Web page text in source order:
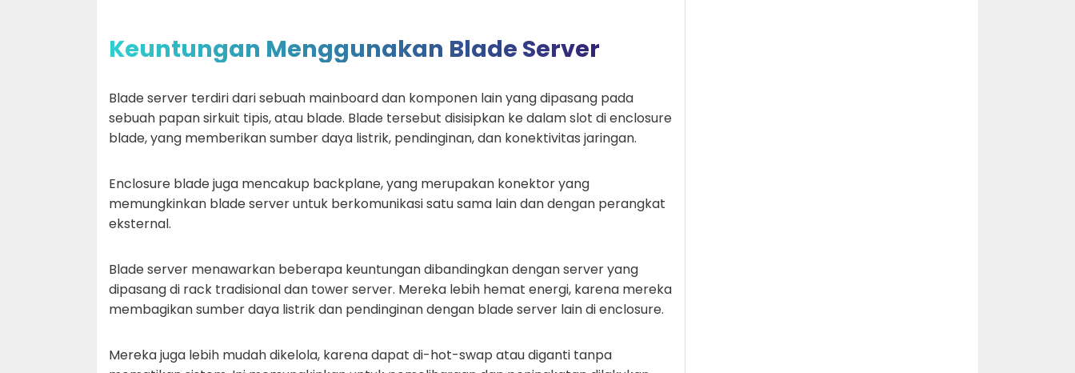
Keuntungan Menggunakan Blade Server
Blade server terdiri dari sebuah mainboard dan komponen lain yang dipasang pada
sebuah papan sirkuit tipis, atau blade. Blade tersebut disisipkan ke dalam slot di enclosure
blade, yang memberikan sumber daya listrik, pendinginan, dan konektivitas jaringan.
Enclosure blade juga mencakup backplane, yang merupakan konektor yang
memungkinkan blade server untuk berkomunikasi satu sama lain dan dengan perangkat
eksternal.
Blade server menawarkan beberapa keuntungan dibandingkan dengan server yang
dipasang di rack tradisional dan tower server. Mereka lebih hemat energi, karena mereka
membagikan sumber daya listrik dan pendinginan dengan blade server lain di enclosure.
Mereka juga lebih mudah dikelola, karena dapat di-hot-swap atau diganti tanpa